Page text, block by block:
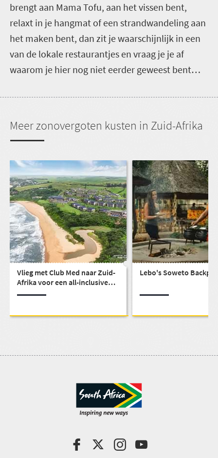
brengt aan Mama Tofu, aan het vissen bent,
relaxt in je hangmat of een strandwandeling aan
het maken bent, dan zit je waarschijnlijk in een
van de lokale restaurantjes en vraag je je af
waarom je hier nog niet eerder geweest bent…
Meer zonovergoten kusten in Zuid-Afrika
Vlieg met Club Med naar Zuid-
Afrika voor een all-inclusive
Lebo's Soweto